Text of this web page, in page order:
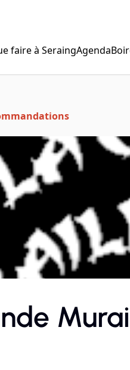
faire à SeraingAgenda